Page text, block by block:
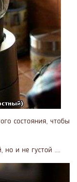
состояния, чтобы
но и не густой ….